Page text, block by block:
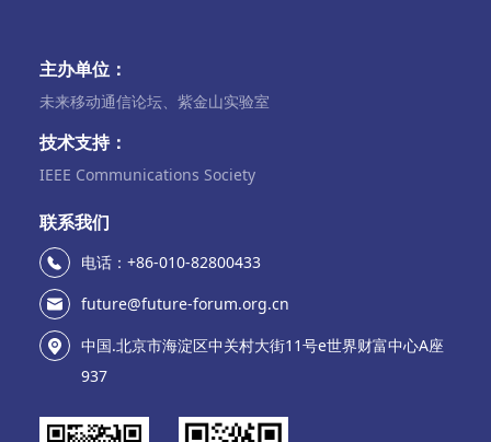
主办单位：
未来移动通信论坛、紫金山实验室
技术支持：
IEEE Communications Society
联系我们
电话：+86-010-82800433
future@future-forum.org.cn
中国.北京市海淀区中关村大街11号e世界财富中心A座
937